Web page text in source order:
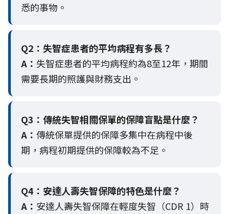
悉的事物。
Q2： 失智症患者的平均病程有多長？
A： 失智症患者的平均病程約為8至12年，期間
需要長期的照護與財務支出。
Q3： 傳統失智相關保單的保障盲點是什麼？
A： 傳統保單提供的保障多集中在病程中後
期，病程初期提供的保障較為不足。
Q4： 安達人壽失智保障的特色是什麼？
A： 安達人壽失智保障在輕度失智（CDR 1）時